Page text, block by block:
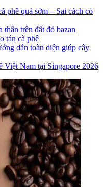
phê quá sớm – Sai cách có
thân trên đất đỏ bazan
tán cà phê
dẫn toàn diện giúp cây
Việt Nam tại Singapore 2026